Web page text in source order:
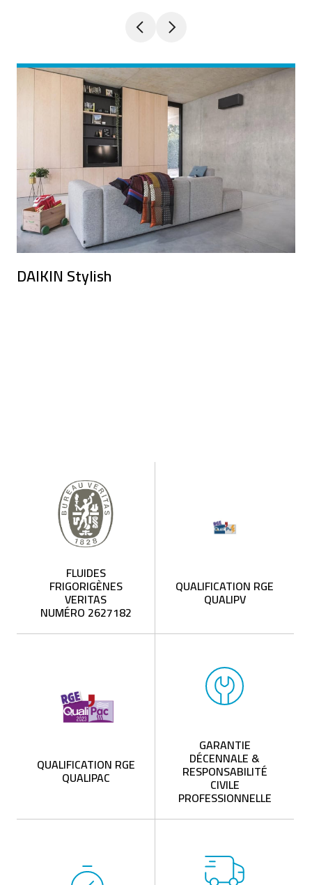
DAIKIN Stylish
FLUIDES
FRIGORIGÈNES
VERITAS
NUMÉRO 2627182
QUALIFICATION RGE
QUALIPV
QUALIFICATION RGE
QUALIPAC
GARANTIE
DÉCENNALE &
RESPONSABILITÉ
CIVILE
PROFESSIONNELLE